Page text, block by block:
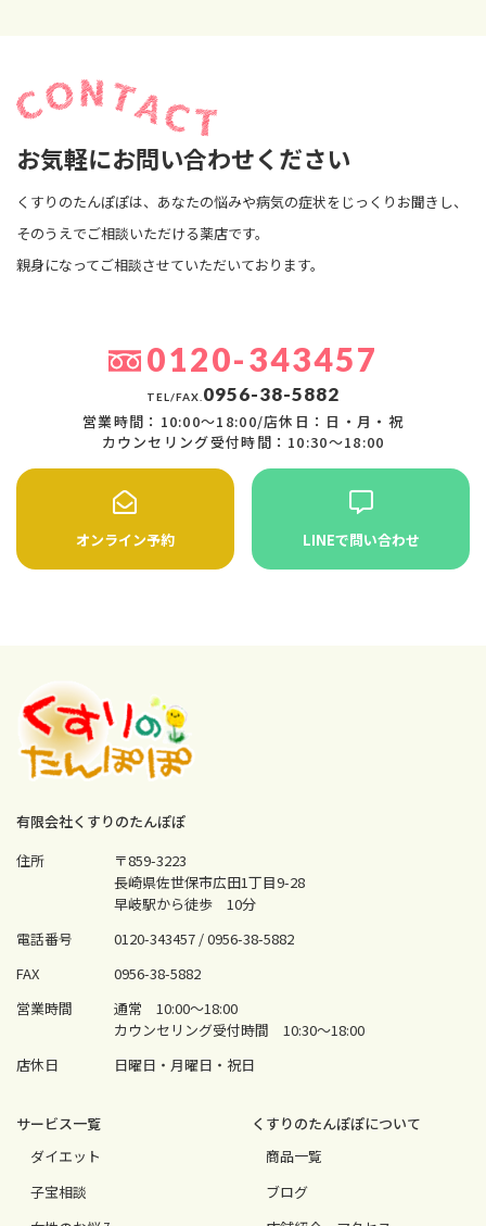
お気軽にお問い合わせください
くすりのたんぽぽは、あなたの悩みや病気の症状をじっくりお聞きし、
そのうえでご相談いただける薬店です。
親身になってご相談させていただいております。
0120-343457
TEL/FAX. 0956-38-5882
営業時間：10:00〜18:00/店休日：日・月・祝
カウンセリング受付時間：10:30〜18:00
オンライン予約 LINEで問い合わせ
有限会社くすりのたんぽぽ
住所
〒859-3223
長崎県佐世保市広田1丁目9-28
早岐駅から徒歩 10分
電話番号
0120-343457 /0956-38-5882
FAX
0956-38-5882
営業時間
通常 10:00〜18:00
カウンセリング受付時間 10:30〜18:00
店休日
日曜日・月曜日・祝日
サービス⼀覧
ダイエット
⼦宝相談
くすりのたんぽぽについて
商品一覧
ブログ